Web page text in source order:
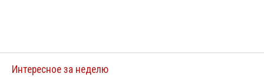
Интересное за неделю